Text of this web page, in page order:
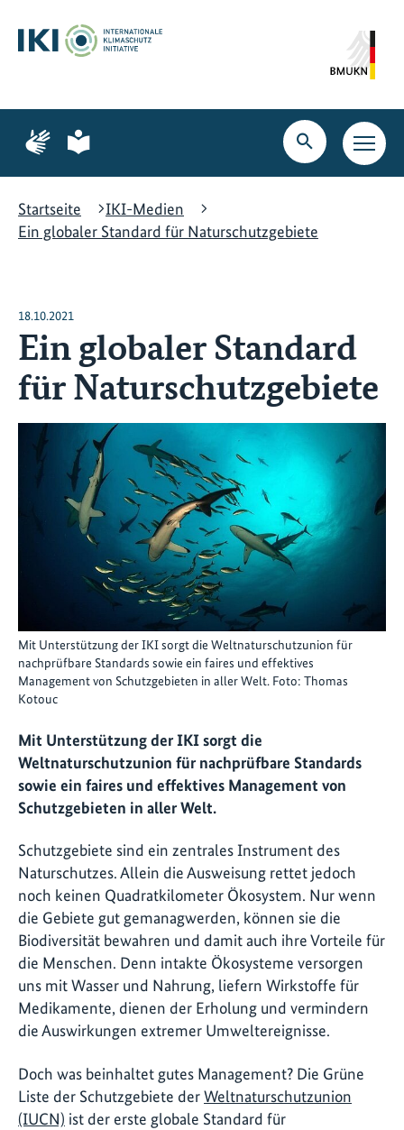
Hauptinhalt
springen
Suche
springen
Hauptnavigation
springen
Zur
Seite
Gebärdensprache
Zur
Seite
leichte
Suche
öffnen
Startseite
IKI-Medien
Ein globaler Standard für Naturschutzgebiete
18.10.2021
Ein globaler Standard
für Naturschutzgebiete
Mit Unterstützung der IKI sorgt die Weltnaturschutzunion für
nachprüfbare Standards sowie ein faires und effektives
Management von Schutzgebieten in aller Welt. Foto: Thomas
Kotouc
Mit Unterstützung der IKI sorgt die
Weltnaturschutzunion für nachprüfbare Standards
sowie ein faires und effektives Management von
Schutzgebieten in aller Welt.
Schutzgebiete sind ein zentrales Instrument des
Naturschutzes. Allein die Ausweisung rettet jedoch
noch keinen Quadratkilometer Ökosystem. Nur wenn
die Gebiete gut gemanagwerden, können sie die
Biodiversität bewahren und damit auch ihre Vorteile für
die Menschen. Denn intakte Ökosysteme versorgen
uns mit Wasser und Nahrung, liefern Wirkstoffe für
Medikamente, dienen der Erholung und vermindern
die Auswirkungen extremer Umweltereignisse.
Doch was beinhaltet gutes Management? Die Grüne
Liste der Schutzgebiete derWeltnaturschutzunion
(IUCN) ist der erste globale Standard für